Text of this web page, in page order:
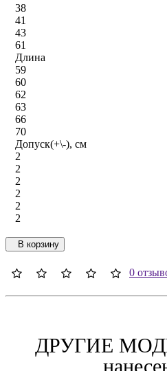
38
41
43
61
Длина
59
60
62
63
66
70
Допуск(+\-), см
2
2
2
2
2
2
В корзину
0
ДРУГИЕ